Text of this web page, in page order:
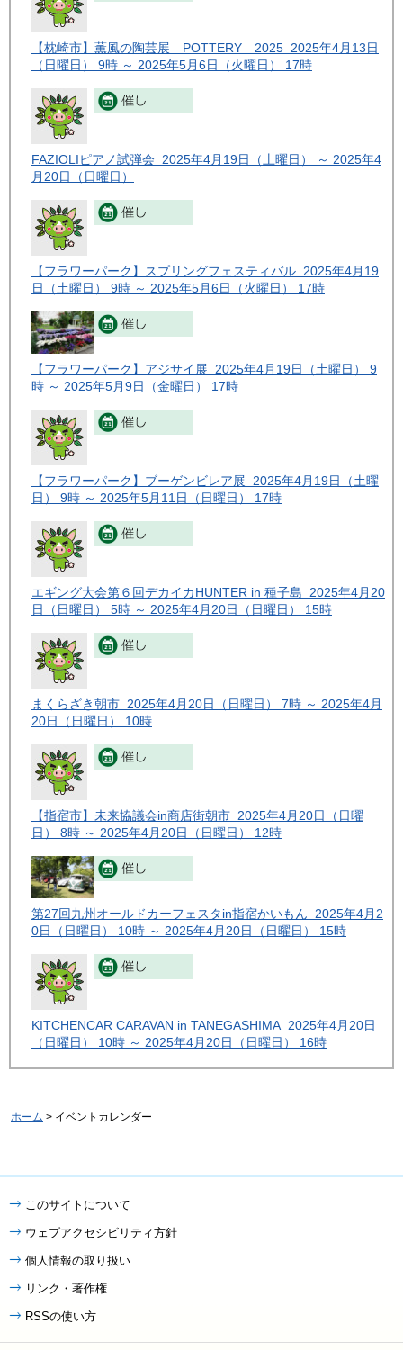
【枕崎市】薫風の陶芸展 POTTERY 2025 2025年4月13日
（日曜日） 9時 ～ 2025年5月6日（火曜日） 17時
FAZIOLIピアノ試弾会 2025年4月19日（土曜日） ～ 2025年4
月20日（日曜日）
【フラワーパーク】スプリングフェスティバル 2025年4月19
日（土曜日） 9時 ～ 2025年5月6日（火曜日） 17時
【フラワーパーク】アジサイ展 2025年4月19日（土曜日） 9
時 ～ 2025年5月9日（金曜日） 17時
【フラワーパーク】ブーゲンビレア展 2025年4月19日（土曜
日） 9時 ～ 2025年5月11日（日曜日） 17時
エギング大会第６回デカイカHUNTER in 種子島 2025年4月20
日（日曜日） 5時 ～ 2025年4月20日（日曜日） 15時
まくらざき朝市 2025年4月20日（日曜日） 7時 ～ 2025年4月
20日（日曜日） 10時
【指宿市】未来協議会in商店街朝市 2025年4月20日（日曜
日） 8時 ～ 2025年4月20日（日曜日） 12時
第27回九州オールドカーフェスタin指宿かいもん 2025年4月2
0日（日曜日） 10時 ～ 2025年4月20日（日曜日） 15時
KITCHENCAR CARAVAN in TANEGASHIMA 2025年4月20日
（日曜日） 10時 ～ 2025年4月20日（日曜日） 16時
ホーム > イベントカレンダー
このサイトについて
ウェブアクセシビリティ方針
個人情報の取り扱い
リンク・著作権
RSSの使い方